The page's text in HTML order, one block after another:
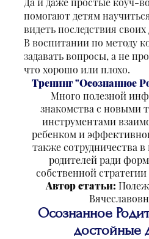
помогают детям
видеть последствия
В воспитании по методу
задавать вопросы, а не
что хорошо или плохо.
Тренинг "Осознанное
Много полезной
знакомства с новыми
инструментами
ребенком и
также сотрудничества в
родителей ради
собственной
Автор статьи:
Осознанное
достойные